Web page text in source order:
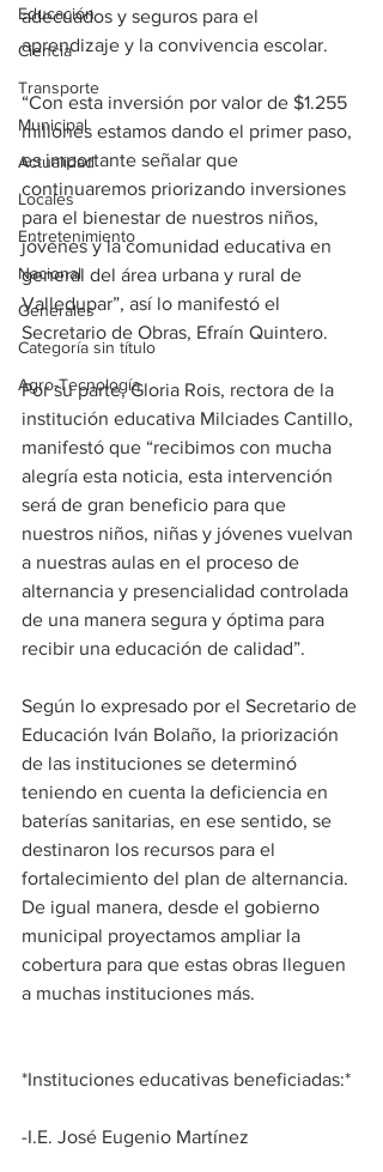
Educación
Ciencia
Transporte
Municipal
Actualidad
Locales
Entretenimiento
Nacional
Generales
Categoría sin título
Agro-Tecnología
adecuados y seguros para el
aprendizaje y la convivencia escolar.
“Con esta inversión por valor de $1.255
millones estamos dando el primer paso,
es importante señalar que
continuaremos priorizando inversiones
para el bienestar de nuestros niños,
jóvenes y la comunidad educativa en
general del área urbana y rural de
Valledupar”, así lo manifestó el
Secretario de Obras, Efraín Quintero.
Por su parte, Gloria Rois, rectora de la
institución educativa Milciades Cantillo,
manifestó que “recibimos con mucha
alegría esta noticia, esta intervención
será de gran beneficio para que
nuestros niños, niñas y jóvenes vuelvan
a nuestras aulas en el proceso de
alternancia y presencialidad controlada
de una manera segura y óptima para
recibir una educación de calidad”.
Según lo expresado por el Secretario de
Educación Iván Bolaño, la priorización
de las instituciones se determinó
teniendo en cuenta la deficiencia en
baterías sanitarias, en ese sentido, se
destinaron los recursos para el
fortalecimiento del plan de alternancia.
De igual manera, desde el gobierno
municipal proyectamos ampliar la
cobertura para que estas obras lleguen
a muchas instituciones más.
*Instituciones educativas beneficiadas:*
-I.E. José Eugenio Martínez